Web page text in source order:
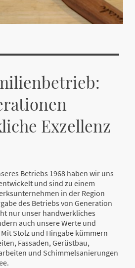
Exzellenz
Betriebs 1968 haben wir uns
und sind zu einem
in der Region
des Betriebs von Generation
nur unser handwerkliches
auch unsere Werte und
Stolz und Hingabe kümmern
Fassaden, Gerüstbau,
und Schimmelsanierungen